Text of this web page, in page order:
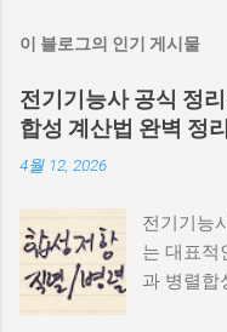
이 블로그의 인기 게시물
전기기능사 공식 정
합성 계산법 완벽 정리
4월 12, 2026
전기기능
는 대표적
과 병렬합